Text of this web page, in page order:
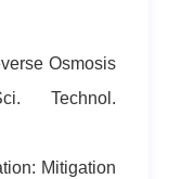
Osmosis
Technol.
Mitigation